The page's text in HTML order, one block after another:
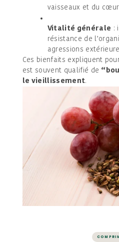
vaisseaux et du
Vitalité générale :
résistance de
agressions
Ces bienfaits expliquent
est souvent qualifié de
le vieillissement.